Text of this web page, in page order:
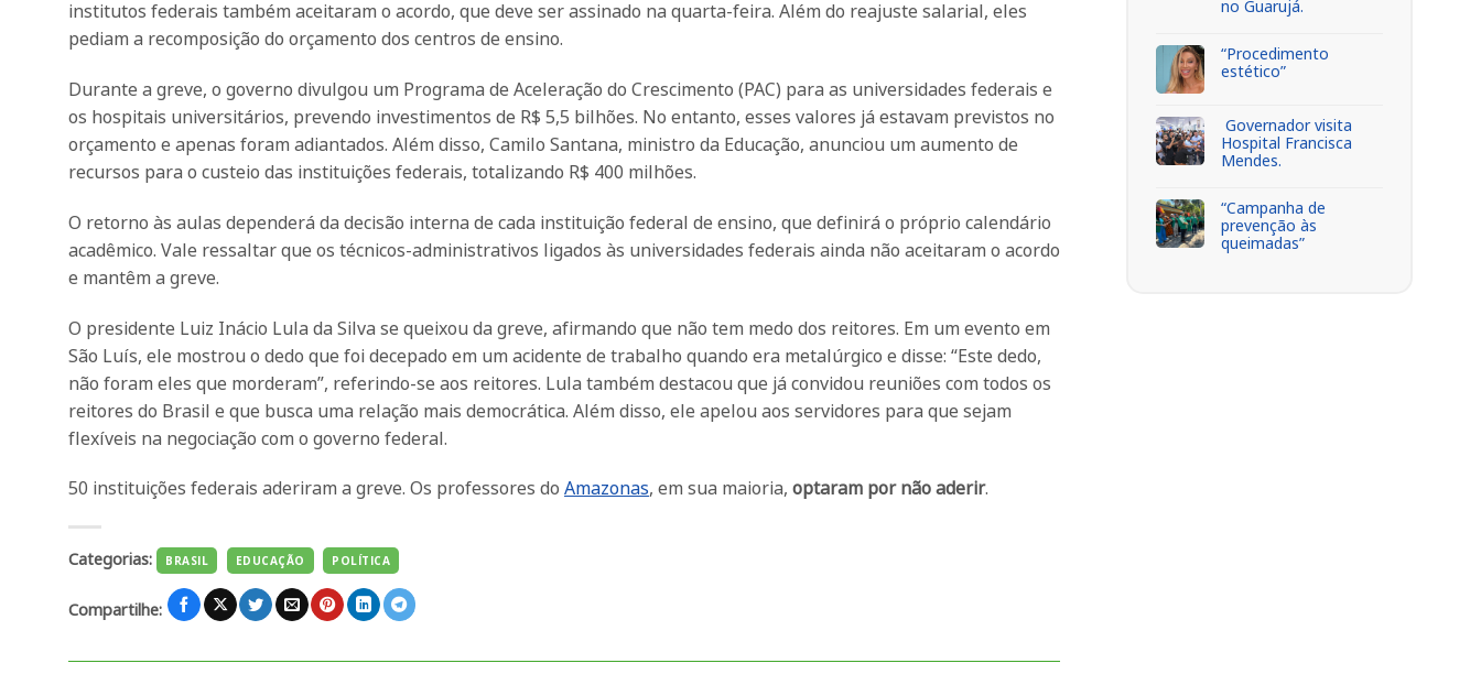
institutos federais também aceitaram o acordo, que deve ser assinado na quarta-feira. Além do reajuste salarial, eles
pediam a recomposição do orçamento dos centros de ensino.
Durante a greve, o governo divulgou um Programa de Aceleração do Crescimento (PAC) para as universidades federais e
os hospitais universitários, prevendo investimentos de R$ 5,5 bilhões. No entanto, esses valores já estavam previstos no
orçamento e apenas foram adiantados. Além disso, Camilo Santana, ministro da Educação, anunciou um aumento de
recursos para o custeio das instituições federais, totalizando R$ 400 milhões.
O retorno às aulas dependerá da decisão interna de cada instituição federal de ensino, que definirá o próprio calendário
acadêmico. Vale ressaltar que os técnicos-administrativos ligados às universidades federais ainda não aceitaram o acordo
e mantêm a greve.
O presidente Luiz Inácio Lula da Silva se queixou da greve, afirmando que não tem medo dos reitores. Em um evento em
São Luís, ele mostrou o dedo que foi decepado em um acidente de trabalho quando era metalúrgico e disse: “Este dedo,
não foram eles que morderam”, referindo-se aos reitores. Lula também destacou que já convidou reuniões com todos os
reitores do Brasil e que busca uma relação mais democrática. Além disso, ele apelou aos servidores para que sejam
flexíveis na negociação com o governo federal.
50 instituições federais aderiram a greve. Os professores do Amazonas, em sua maioria, optaram por não aderir.
Categorias: BRASIL EDUCAÇÃO POLÍTICA
Compartilhe:
no Guarujá.
“Procedimento
estético”
Governador visita
Hospital Francisca
Mendes.
“Campanha de
prevenção às
queimadas”